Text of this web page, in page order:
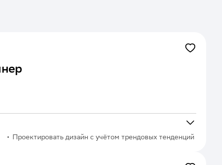
Проектировать дизайн с учётом трендовых тенденций